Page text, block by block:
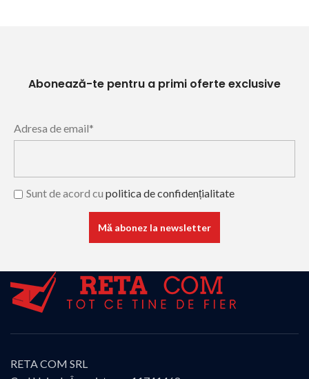
Abonează-te pentru a primi oferte exclusive
Adresa de email*
Sunt de acord cu politica de confidențialitate
RETA COM SRL